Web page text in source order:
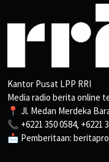
Kantor Pusat LPP RRI
Media radio berita online
📍 Jl. Medan Merdeka
📞 +6221 350 0584, +6221
📩 Pemberitaan: